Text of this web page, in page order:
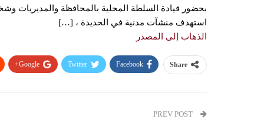
بحضور قيادة السلطة المحلية بالمحافظة والمديريات
استهدف منشآت مدنية في الحديدة ، […]
الذهاب إلى المصدر
Share
Facebook
Twitter
Google+